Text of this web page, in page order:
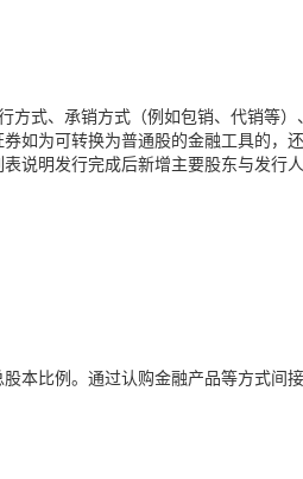
方式、承销方式（例如包销、代销等）
如为可转换为普通股的金融工具的，
说明发行完成后新增主要股东与发行
本比例。通过认购金融产品等方式间